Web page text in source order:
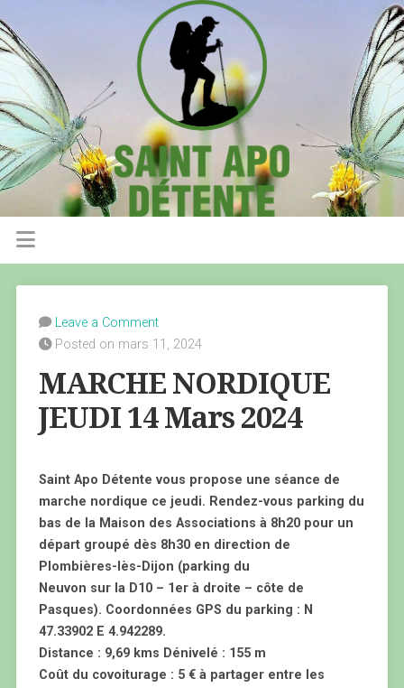
Leave a Comment
Posted on mars 11, 2024
MARCHE NORDIQUE
JEUDI 14 Mars 2024
Saint Apo Détente vous propose une séance de
marche nordique ce jeudi. Rendez-vous parking du
bas de la Maison des Associations à 8h20 pour un
départ groupé dès 8h30 en direction de
Plombières-lès-Dijon (parking du
Neuvon sur la D10 – 1er à droite – côte de
Pasques). Coordonnées GPS du parking : N
47.33902 E 4.942289.
Distance : 9,69 kms Dénivelé : 155 m
Coût du covoiturage : 5 € à partager entre les